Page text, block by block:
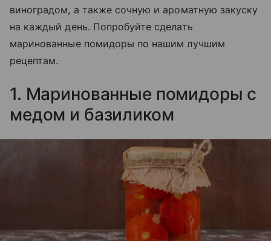
виноградом, а также сочную и ароматную закуску
на каждый день. Попробуйте сделать
маринованные помидоры по нашим лучшим
рецептам.
1. Маринованные помидоры с
медом и базиликом